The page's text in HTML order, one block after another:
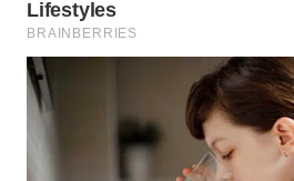
CIREBON
INDRAMAYU